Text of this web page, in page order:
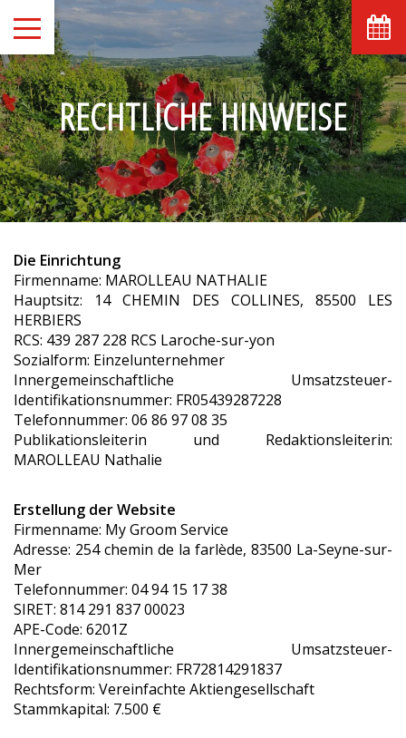
RECHTLICHE HINWEISE
Die Einrichtung
Firmenname: MAROLLEAU NATHALIE
Hauptsitz: 14 CHEMIN DES COLLINES, 85500 LES
HERBIERS
RCS: 439 287 228 RCS Laroche-sur-yon
Sozialform: Einzelunternehmer
Innergemeinschaftliche Umsatzsteuer-
Identifikationsnummer: FR05439287228
Telefonnummer: 06 86 97 08 35
Publikationsleiterin und Redaktionsleiterin:
MAROLLEAU Nathalie
Erstellung der Website
Firmenname: My Groom Service
Adresse: 254 chemin de la farlède, 83500 La-Seyne-sur-
Mer
Telefonnummer: 04 94 15 17 38
SIRET: 814 291 837 00023
APE-Code: 6201Z
Innergemeinschaftliche Umsatzsteuer-
Identifikationsnummer: FR72814291837
Rechtsform: Vereinfachte Aktiengesellschaft
Stammkapital: 7.500 €
August
Mo So
1
-
2
-
3
-
4
-
5
-
6
-
7
-
8
-
9
-
10
-
11
-
12
-
13
-
14
-
15
-
16
-
17
-
18
-
19
-
20
-
21
-
22
-
23
-
31
Ab